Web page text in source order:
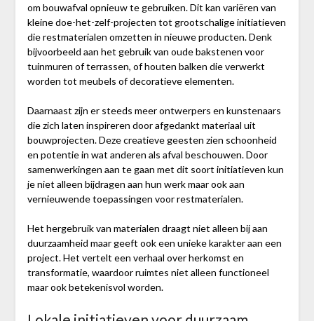
om bouwafval opnieuw te gebruiken. Dit kan variëren van
kleine doe-het-zelf-projecten tot grootschalige initiatieven
die restmaterialen omzetten in nieuwe producten. Denk
bijvoorbeeld aan het gebruik van oude bakstenen voor
tuinmuren of terrassen, of houten balken die verwerkt
worden tot meubels of decoratieve elementen.
Daarnaast zijn er steeds meer ontwerpers en kunstenaars
die zich laten inspireren door afgedankt materiaal uit
bouwprojecten. Deze creatieve geesten zien schoonheid
en potentie in wat anderen als afval beschouwen. Door
samenwerkingen aan te gaan met dit soort initiatieven kun
je niet alleen bijdragen aan hun werk maar ook aan
vernieuwende toepassingen voor restmaterialen.
Het hergebruik van materialen draagt niet alleen bij aan
duurzaamheid maar geeft ook een unieke karakter aan een
project. Het vertelt een verhaal over herkomst en
transformatie, waardoor ruimtes niet alleen functioneel
maar ook betekenisvol worden.